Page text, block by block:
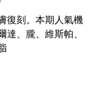
復刻。本期人氣機
達、朧、維斯帕、